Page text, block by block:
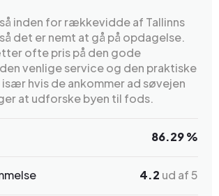
inden for rækkevidde af Tallinns
det er nemt at gå på opdagelse.
ofte pris på den gode
venlige service og den praktiske
hvis de ankommer ad søvejen
at udforske byen til fods.
86.29 %
4.2 ud af 5